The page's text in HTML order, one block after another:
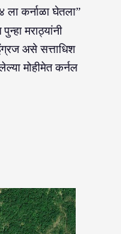
लाकर्नाळा घेतला”
मराठ्यांनी
असे सत्ताधिश
मोहीमेत कर्नल